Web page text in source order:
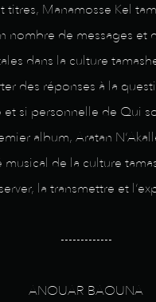
titres, Manamosse Kel
nombre de messages et
dans la culture
des réponses à la
et si personnelle de Qui
album, Aratan
musical de la culture
la transmettre et
-------------
ANOUAR BAOUNA